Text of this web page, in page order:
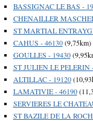
BASSIGNAC LE BAS -
CHENAILLER
ST MARTIAL
CAHUS - 46130(9,75km)
GOULLES - 19430
ST JULIEN LE PELERIN
ALTILLAC - 19120
LAMATIVIE - 46190
SERVIERES LE
ST BAZILE DE LA